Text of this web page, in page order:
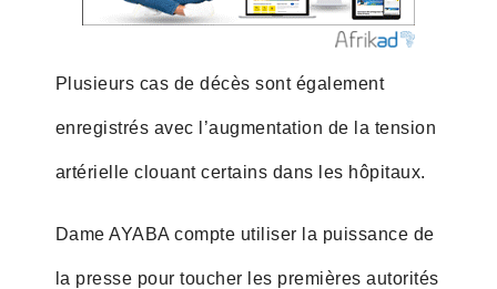
Plusieurs cas de décès sont également
enregistrés avec l’augmentation de la tension
artérielle clouant certains dans les hôpitaux.
Dame AYABA compte utiliser la puissance de
la presse pour toucher les premières autorités